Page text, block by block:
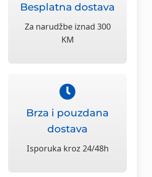
Besplatna dostava
Za narudžbe iznad 300
KM
Brza i pouzdana
dostava
Isporuka kroz 24/48h